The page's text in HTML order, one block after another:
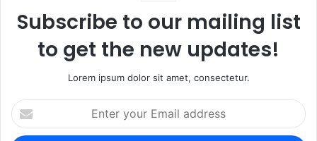
Subscribe to our mailing list
to get the new updates!
Lorem ipsum dolor sit amet, consectetur.
Enter
your
Email